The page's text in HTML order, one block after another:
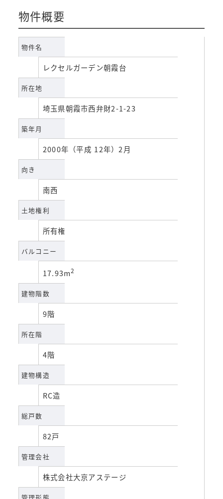
物件概要
物件名
レクセルガーデン朝霞台
所在地
埼玉県朝霞市西弁財2-1-23
築年月
2000年（平成 12年）2月
向き
南西
土地権利
所有権
バルコニー
17.93m2
建物階数
9階
所在階
4階
建物構造
RC造
総戸数
82戸
管理会社
株式会社大京アステージ